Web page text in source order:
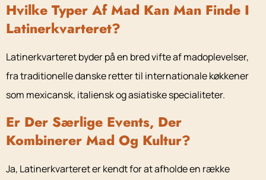
Hvilke Typer Af Mad Kan Man Finde I
Latinerkvarteret?
Latinerkvarteret byder på en bred vifte af madoplevelser,
fra traditionelle danske retter til internationale køkkener
som mexicansk, italiensk og asiatiske specialiteter.
Er Der Særlige Events, Der
Kombinerer Mad Og Kultur?
Ja, Latinerkvarteret er kendt for at afholde en række